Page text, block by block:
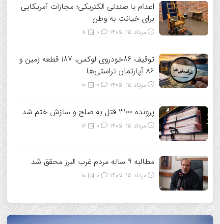
اعدام با صندلی الکتریکی؛ مجازات آمریکایی
برای خیانت به وطن
مرداد ۱۵, ۱۴۰۵ 8
توقیف 86خودروی لوکس، 187 قطعه زمین و
86 آپارتمان تراستی‌ها
مرداد ۱۵, ۱۴۰۵ 10
پرونده 3100 قتل به صلح و سازش ختم شد
مرداد ۱۵, ۱۴۰۵ 16
مطالبه ۹ ساله مردم غرب البرز محقق شد
مرداد ۱۵, ۱۴۰۵ 10